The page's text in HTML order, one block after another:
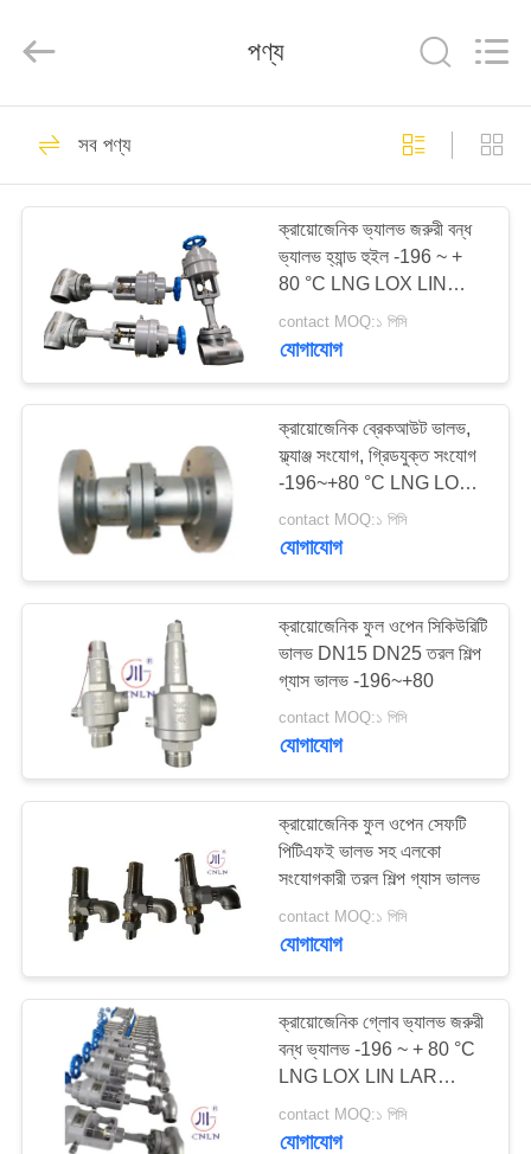
পণ্য
ভিডিও
আমাদের
সম্পর্কে
কারখানা
ভ্রমণ
মান
যোগাযোগ
খবর
উদ্ধৃতির
জন্য
আবেদন
Equipment
Co.,Ltd.
Reserved.
ক্রায়োজেনিক গ্লোব ভালভ
243
ক্রায়োজেনিক বল ভালভ
59
ক্রিওজেনিক চেক ভালভ
45
ক্রায়োজেনিক সুরক্ষা ভালভ
94
পণ্য
সব পণ্য
ক্রায়োজেনিক ভ্যালভ জরুরী বন্ধ
ভ্যালভ হ্যান্ড হুইল -196 ~ +
80 °C LNG LOX LIN
LAR LCO2 ট্যাঙ্কের জন্য
contact MOQ:১ পিসি
যোগাযোগ
ক্রায়োজেনিক ব্রেকআউট ভালভ,
ফ্ল্যাঞ্জ সংযোগ, গ্রিডযুক্ত সংযোগ
-196~+80 °C LNG LOX
LIN LAR LCO2 এর জন্য
contact MOQ:১ পিসি
যোগাযোগ
ক্রায়োজেনিক ফুল ওপেন সিকিউরিটি
ভালভ DN15 DN25 তরল শিল্প
গ্যাস ভালভ -196~+80
contact MOQ:১ পিসি
যোগাযোগ
ক্রায়োজেনিক ফুল ওপেন সেফটি
পিটিএফই ভালভ সহ এলকো
সংযোগকারী তরল শিল্প গ্যাস ভালভ
contact MOQ:১ পিসি
যোগাযোগ
ক্রায়োজেনিক গ্লোব ভ্যালভ জরুরী
বন্ধ ভ্যালভ -196 ~ + 80 °C
LNG LOX LIN LAR
LCO2 ট্যাঙ্কের জন্য
contact MOQ:১ পিসি
যোগাযোগ